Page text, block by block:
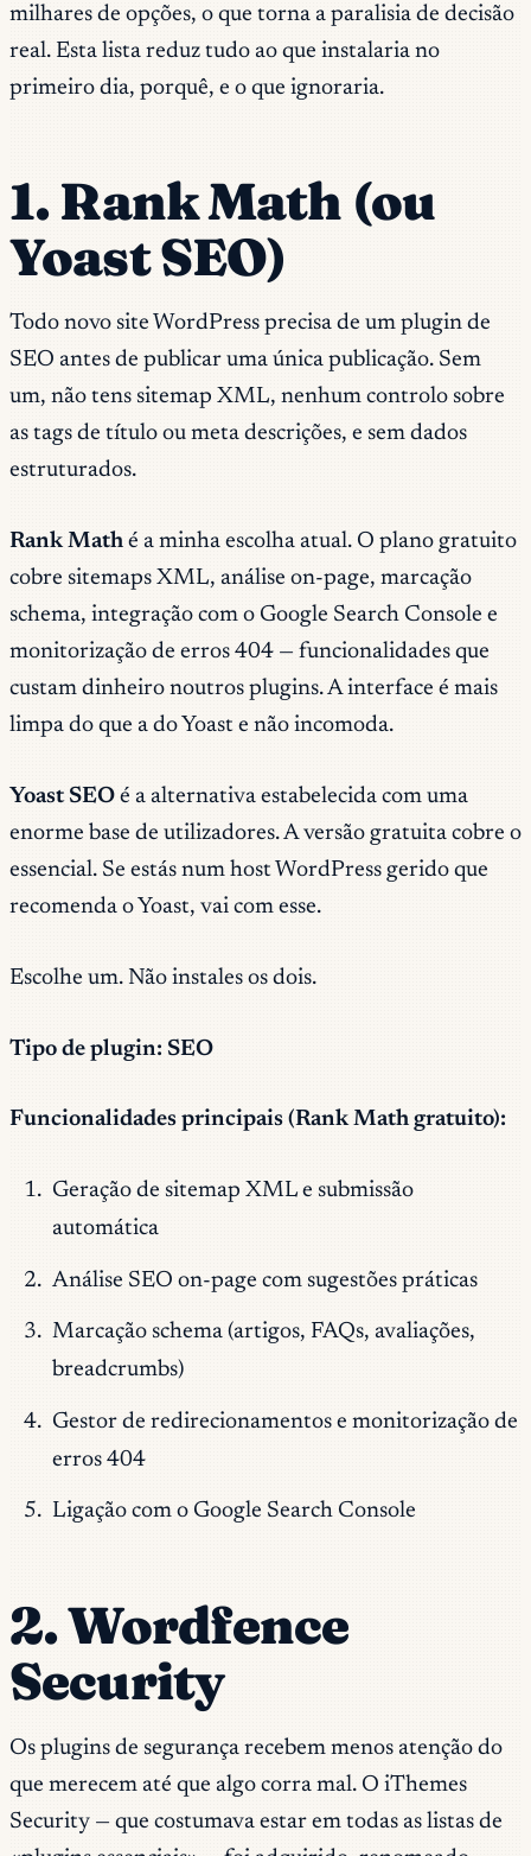
milhares de opções, o que torna a paralisia de decisão
real. Esta lista reduz tudo ao que instalaria no
primeiro dia, porquê, e o que ignoraria.
1. Rank Math (ou
Yoast SEO)
Todo novo site WordPress precisa de um plugin de
SEO antes de publicar uma única publicação. Sem
um, não tens sitemap XML, nenhum controlo sobre
as tags de título ou meta descrições, e sem dados
estruturados.
Rank Math é a minha escolha atual. O plano gratuito
cobre sitemaps XML, análise on-page, marcação
schema, integração com o Google Search Console e
monitorização de erros 404 — funcionalidades que
custam dinheiro noutros plugins. A interface é mais
limpa do que a do Yoast e não incomoda.
Yoast SEO é a alternativa estabelecida com uma
enorme base de utilizadores. A versão gratuita cobre o
essencial. Se estás num host WordPress gerido que
recomenda o Yoast, vai com esse.
Escolhe um. Não instales os dois.
Tipo de plugin: SEO
Funcionalidades principais (Rank Math gratuito):
Geração de sitemap XML e submissão
automática
Análise SEO on-page com sugestões práticas
Marcação schema (artigos, FAQs, avaliações,
breadcrumbs)
Gestor de redirecionamentos e monitorização de
erros 404
Ligação com o Google Search Console
2. Wordfence
Security
Os plugins de segurança recebem menos atenção do
que merecem até que algo corra mal. O iThemes
Security — que costumava estar em todas as listas de